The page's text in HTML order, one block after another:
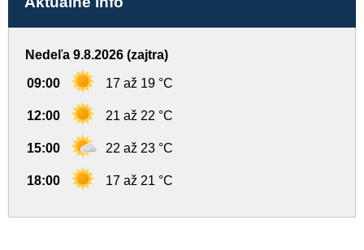
Nedeľa 9.8.2026 (zajtra)
09:00 17 až 19 °C
12:00 21 až 22 °C
15:00 22 až 23 °C
18:00 17 až 21 °C